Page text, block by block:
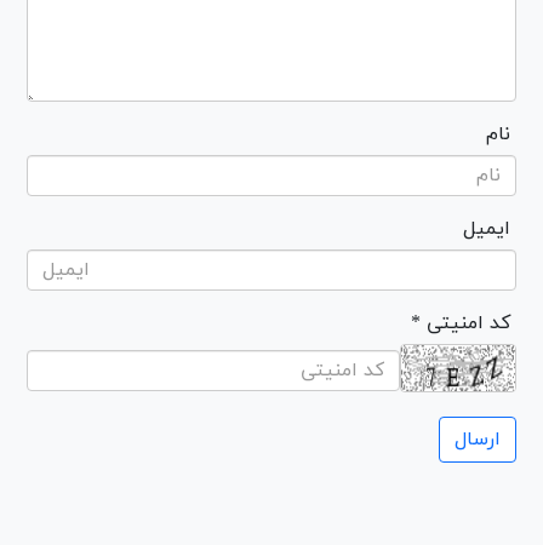
نام
ایمیل
* کد امنیتی